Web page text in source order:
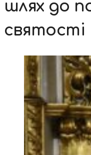
шлях до
святості